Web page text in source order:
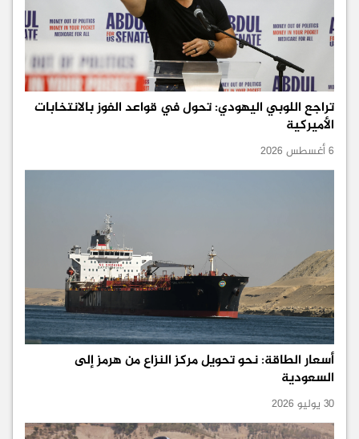
تراجع اللوبي اليهودي: تحول في قواعد الفوز بالانتخابات
الأميركية
6 أغسطس 2026
أسعار الطاقة: نحو تحويل مركز النزاع من هرمز إلى
السعودية
30 يوليو 2026